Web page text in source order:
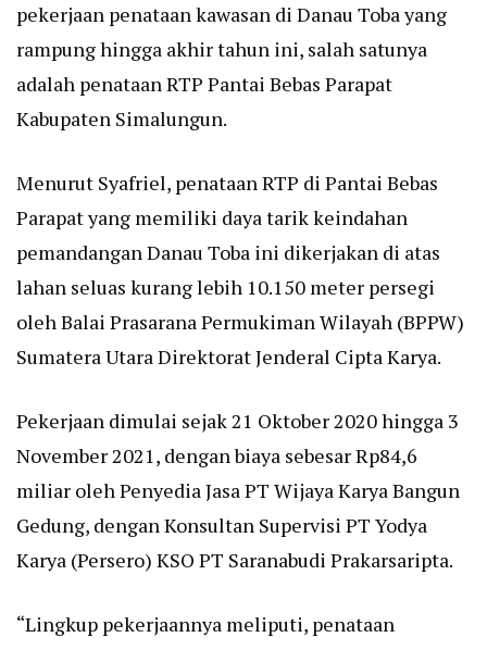
pekerjaan penataan kawasan di Danau Toba yang
rampung hingga akhir tahun ini, salah satunya
adalah penataan RTP Pantai Bebas Parapat
Kabupaten Simalungun.
Menurut Syafriel, penataan RTP di Pantai Bebas
Parapat yang memiliki daya tarik keindahan
pemandangan Danau Toba ini dikerjakan di atas
lahan seluas kurang lebih 10.150 meter persegi
oleh Balai Prasarana Permukiman Wilayah (BPPW)
Sumatera Utara Direktorat Jenderal Cipta Karya.
Pekerjaan dimulai sejak 21 Oktober 2020 hingga 3
November 2021, dengan biaya sebesar Rp84,6
miliar oleh Penyedia Jasa PT Wijaya Karya Bangun
Gedung, dengan Konsultan Supervisi PT Yodya
Karya (Persero) KSO PT Saranabudi Prakarsaripta.
“Lingkup pekerjaannya meliputi, penataan